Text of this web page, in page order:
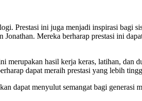
Prestasi ini juga menjadi inspirasi bagi
Mereka berharap prestasi ini
merupakan hasil kerja keras, latihan, dan
dapat meraih prestasi yang lebih
dapat menyulut semangat bagi generasi